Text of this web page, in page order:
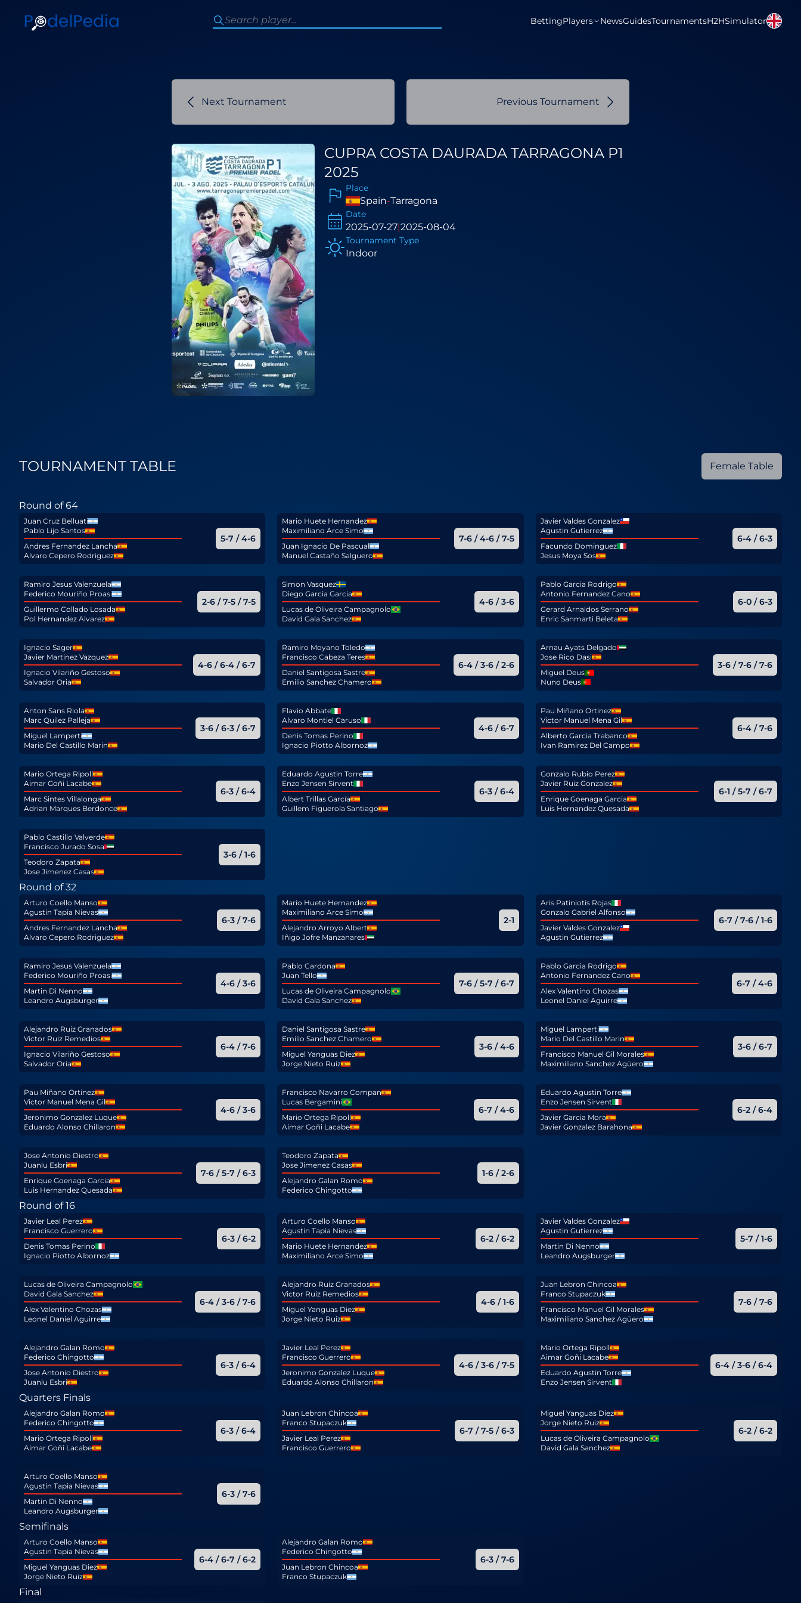
BettingPlayers NewsGuidesTournamentsH2HSimulator
Next Tournament Previous Tournament
CUPRA COSTA DAURADA TARRAGONA P1
2025
Place
Spain-Tarragona
Date
2025-07-27|2025-08-04
Tournament Type
Indoor
TOURNAMENT TABLE Female Table
Round of 64
Juan Cruz Belluati
Pablo Lijo Santos
Andres Fernandez Lancha
Alvaro Cepero Rodriguez
5-7 / 4-6
Mario Huete Hernandez
Maximiliano Arce Simo
Juan Ignacio De Pascual
Manuel Castaño Salguero
7-6 / 4-6 / 7-5
Javier Valdes Gonzalez
Agustin Gutierrez
Facundo Dominguez
Jesus Moya Sos
6-4 / 6-3
Ramiro Jesus Valenzuela
Federico Mouriño Proasi
Guillermo Collado Losada
Pol Hernandez Alvarez
2-6 / 7-5 / 7-5
Simon Vasquez
Diego Garcia Garcia
Lucas de Oliveira Campagnolo
David Gala Sanchez
4-6 / 3-6
Pablo Garcia Rodrigo
Antonio Fernandez Cano
Gerard Arnaldos Serrano
Enric Sanmarti Beleta
6-0 / 6-3
Ignacio Sager
Javier Martinez Vazquez
Ignacio Vilariño Gestoso
Salvador Oria
4-6 / 6-4 / 6-7
Ramiro Moyano Toledo
Francisco Cabeza Teres
Daniel Santigosa Sastre
Emilio Sanchez Chamero
6-4 / 3-6 / 2-6
Arnau Ayats Delgado
Jose Rico Dasi
Miguel Deus
Nuno Deus
3-6 / 7-6 / 7-6
Anton Sans Riola
Marc Quilez Palleja
Miguel Lamperti
Mario Del Castillo Marin
3-6 / 6-3 / 6-7
Flavio Abbate
Alvaro Montiel Caruso
Denis Tomas Perino
Ignacio Piotto Albornoz
4-6 / 6-7
Pau Miñano Ortinez
Victor Manuel Mena Gil
Alberto Garcia Trabanco
Ivan Ramirez Del Campo
6-4 / 7-6
Mario Ortega Ripoll
Aimar Goñi Lacabe
Marc Sintes Villalonga
Adrian Marques Berdonce
6-3 / 6-4
Eduardo Agustin Torre
Enzo Jensen Sirvent
Albert Trillas García
Guillem Figuerola Santiago
6-3 / 6-4
Gonzalo Rubio Perez
Javier Ruiz Gonzalez
Enrique Goenaga Garcia
Luis Hernandez Quesada
6-1 / 5-7 / 6-7
Pablo Castillo Valverde
Francisco Jurado Sosa
Teodoro Zapata
Jose Jimenez Casas
3-6 / 1-6
Round of 32
Arturo Coello Manso
Agustin Tapia Nievas
Andres Fernandez Lancha
Alvaro Cepero Rodriguez
6-3 / 7-6
Mario Huete Hernandez
Maximiliano Arce Simo
Alejandro Arroyo Albert
Iñigo Jofre Manzanares
2-1
Aris Patiniotis Rojas
Gonzalo Gabriel Alfonso
Javier Valdes Gonzalez
Agustin Gutierrez
6-7 / 7-6 / 1-6
Ramiro Jesus Valenzuela
Federico Mouriño Proasi
Martin Di Nenno
Leandro Augsburger
4-6 / 3-6
Pablo Cardona
Juan Tello
Lucas de Oliveira Campagnolo
David Gala Sanchez
7-6 / 5-7 / 6-7
Pablo Garcia Rodrigo
Antonio Fernandez Cano
Alex Valentino Chozas
Leonel Daniel Aguirre
6-7 / 4-6
Alejandro Ruiz Granados
Victor Ruiz Remedios
Ignacio Vilariño Gestoso
Salvador Oria
6-4 / 7-6
Daniel Santigosa Sastre
Emilio Sanchez Chamero
Miguel Yanguas Diez
Jorge Nieto Ruiz
3-6 / 4-6
Miguel Lamperti
Mario Del Castillo Marin
Francisco Manuel Gil Morales
Maximiliano Sanchez Agüero
3-6 / 6-7
Pau Miñano Ortinez
Victor Manuel Mena Gil
Jeronimo Gonzalez Luque
Eduardo Alonso Chillaron
4-6 / 3-6
Francisco Navarro Compan
Lucas Bergamini
Mario Ortega Ripoll
Aimar Goñi Lacabe
6-7 / 4-6
Eduardo Agustin Torre
Enzo Jensen Sirvent
Javier Garcia Mora
Javier Gonzalez Barahona
6-2 / 6-4
Jose Antonio Diestro
Juanlu Esbri
Enrique Goenaga Garcia
Luis Hernandez Quesada
7-6 / 5-7 / 6-3
Teodoro Zapata
Jose Jimenez Casas
Alejandro Galan Romo
Federico Chingotto
1-6 / 2-6
Round of 16
Javier Leal Perez
Francisco Guerrero
Denis Tomas Perino
Ignacio Piotto Albornoz
6-3 / 6-2
Arturo Coello Manso
Agustin Tapia Nievas
Mario Huete Hernandez
Maximiliano Arce Simo
6-2 / 6-2
Javier Valdes Gonzalez
Agustin Gutierrez
Martin Di Nenno
Leandro Augsburger
5-7 / 1-6
Lucas de Oliveira Campagnolo
David Gala Sanchez
Alex Valentino Chozas
Leonel Daniel Aguirre
6-4 / 3-6 / 7-6
Alejandro Ruiz Granados
Victor Ruiz Remedios
Miguel Yanguas Diez
Jorge Nieto Ruiz
4-6 / 1-6
Juan Lebron Chincoa
Franco Stupaczuk
Francisco Manuel Gil Morales
Maximiliano Sanchez Agüero
7-6 / 7-6
Alejandro Galan Romo
Federico Chingotto
Jose Antonio Diestro
Juanlu Esbri
6-3 / 6-4
Javier Leal Perez
Francisco Guerrero
Jeronimo Gonzalez Luque
Eduardo Alonso Chillaron
4-6 / 3-6 / 7-5
Mario Ortega Ripoll
Aimar Goñi Lacabe
Eduardo Agustin Torre
Enzo Jensen Sirvent
6-4 / 3-6 / 6-4
Quarters Finals
Alejandro Galan Romo
Federico Chingotto
Mario Ortega Ripoll
Aimar Goñi Lacabe
6-3 / 6-4
Juan Lebron Chincoa
Franco Stupaczuk
Javier Leal Perez
Francisco Guerrero
6-7 / 7-5 / 6-3
Miguel Yanguas Diez
Jorge Nieto Ruiz
Lucas de Oliveira Campagnolo
David Gala Sanchez
6-2 / 6-2
Arturo Coello Manso
Agustin Tapia Nievas
Martin Di Nenno
Leandro Augsburger
6-3 / 7-6
Semifinals
Arturo Coello Manso
Agustin Tapia Nievas
Miguel Yanguas Diez
Jorge Nieto Ruiz
6-4 / 6-7 / 6-2
Alejandro Galan Romo
Federico Chingotto
Juan Lebron Chincoa
Franco Stupaczuk
6-3 / 7-6
Final